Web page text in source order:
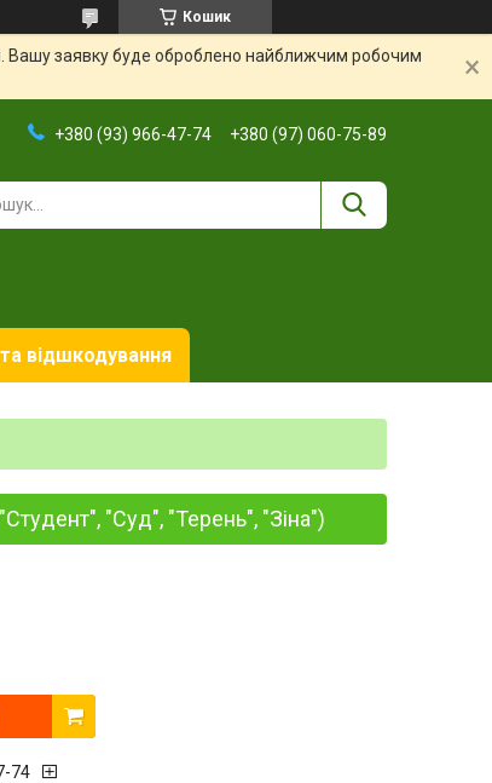
Кошик
Вашу заявку буде оброблено найближчим робочим
+380 (93) 966-47-74 +380 (97) 060-75-89
відшкодування
"Суд", "Терень", "Зіна")
74